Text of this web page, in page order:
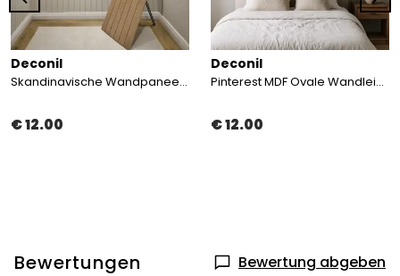
Deconil
Skandinavische Wandpaneele MDF 54×104 cm
€ 12.00
Deconil
Pinterest MDF Ovale Wandleiste 96 × 248 cm
€ 12.00
Bewertungen Bewertung abgeben